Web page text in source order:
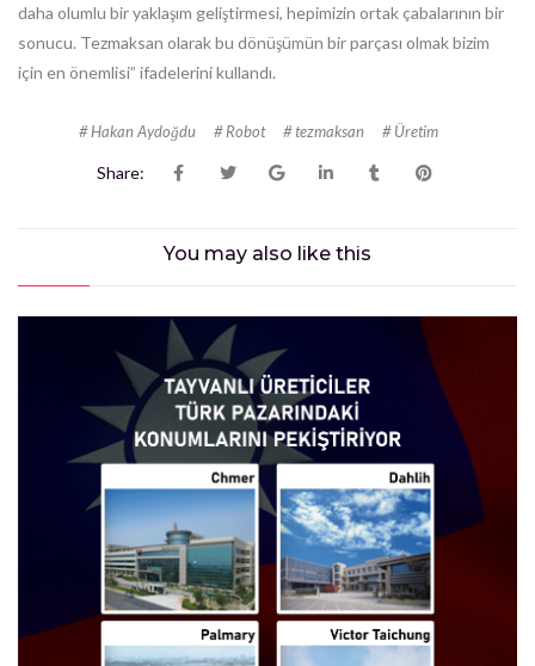
daha olumlu bir yaklaşım geliştirmesi, hepimizin ortak çabalarının bir
sonucu. Tezmaksan olarak bu dönüşümün bir parçası olmak bizim
için en önemlisi” ifadelerini kullandı.
Hakan Aydoğdu Robot tezmaksan Üretim
Share:
You may also like this